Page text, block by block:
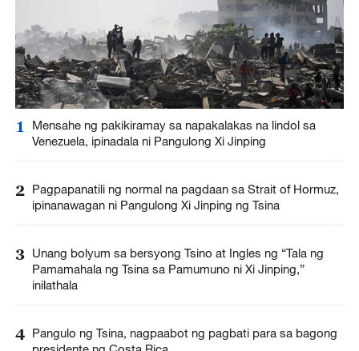
1
Mensahe ng pakikiramay sa napakalakas na lindol sa
Venezuela, ipinadala ni Pangulong Xi Jinping
2 Pagpapanatili ng normal na pagdaan sa Strait of Hormuz,
ipinanawagan ni Pangulong Xi Jinping ng Tsina
3 Unang bolyum sa bersyong Tsino at Ingles ng “Tala ng
Pamamahala ng Tsina sa Pamumuno ni Xi Jinping,”
inilathala
4 Pangulo ng Tsina, nagpaabot ng pagbati para sa bagong